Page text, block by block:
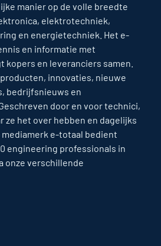
manier op de volle breedte
elektrotechniek,
en energietechniek. Het e-
en informatie met
kopers en leveranciers samen.
innovaties, nieuwe
bedrijfsnieuws en
door en voor technici,
ze het over hebben en dagelijks
e-totaal bedient
engineering professionals in
onze verschillende